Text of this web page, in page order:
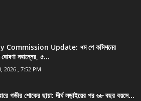
Commission Update: ৭ম পে কমিশনের
ঘোষণা নবান্নের, ৫...
2026 , 7:52 PM
গভীর শোকের ছায়া: দীর্ঘ লড়াইয়ের পর ৬৮ বছর বয়সে...